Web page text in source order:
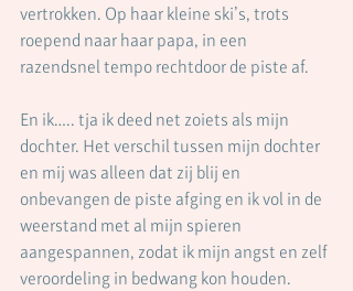
vertrokken. Op haar kleine ski’s, trots
roepend naar haar papa, in een
razendsnel tempo rechtdoor de piste af.
En ik….. tja ik deed net zoiets als mijn
dochter. Het verschil tussen mijn dochter
en mij was alleen dat zij blij en
onbevangen de piste afging en ik vol in de
weerstand met al mijn spieren
aangespannen, zodat ik mijn angst en zelf
veroordeling in bedwang kon houden.